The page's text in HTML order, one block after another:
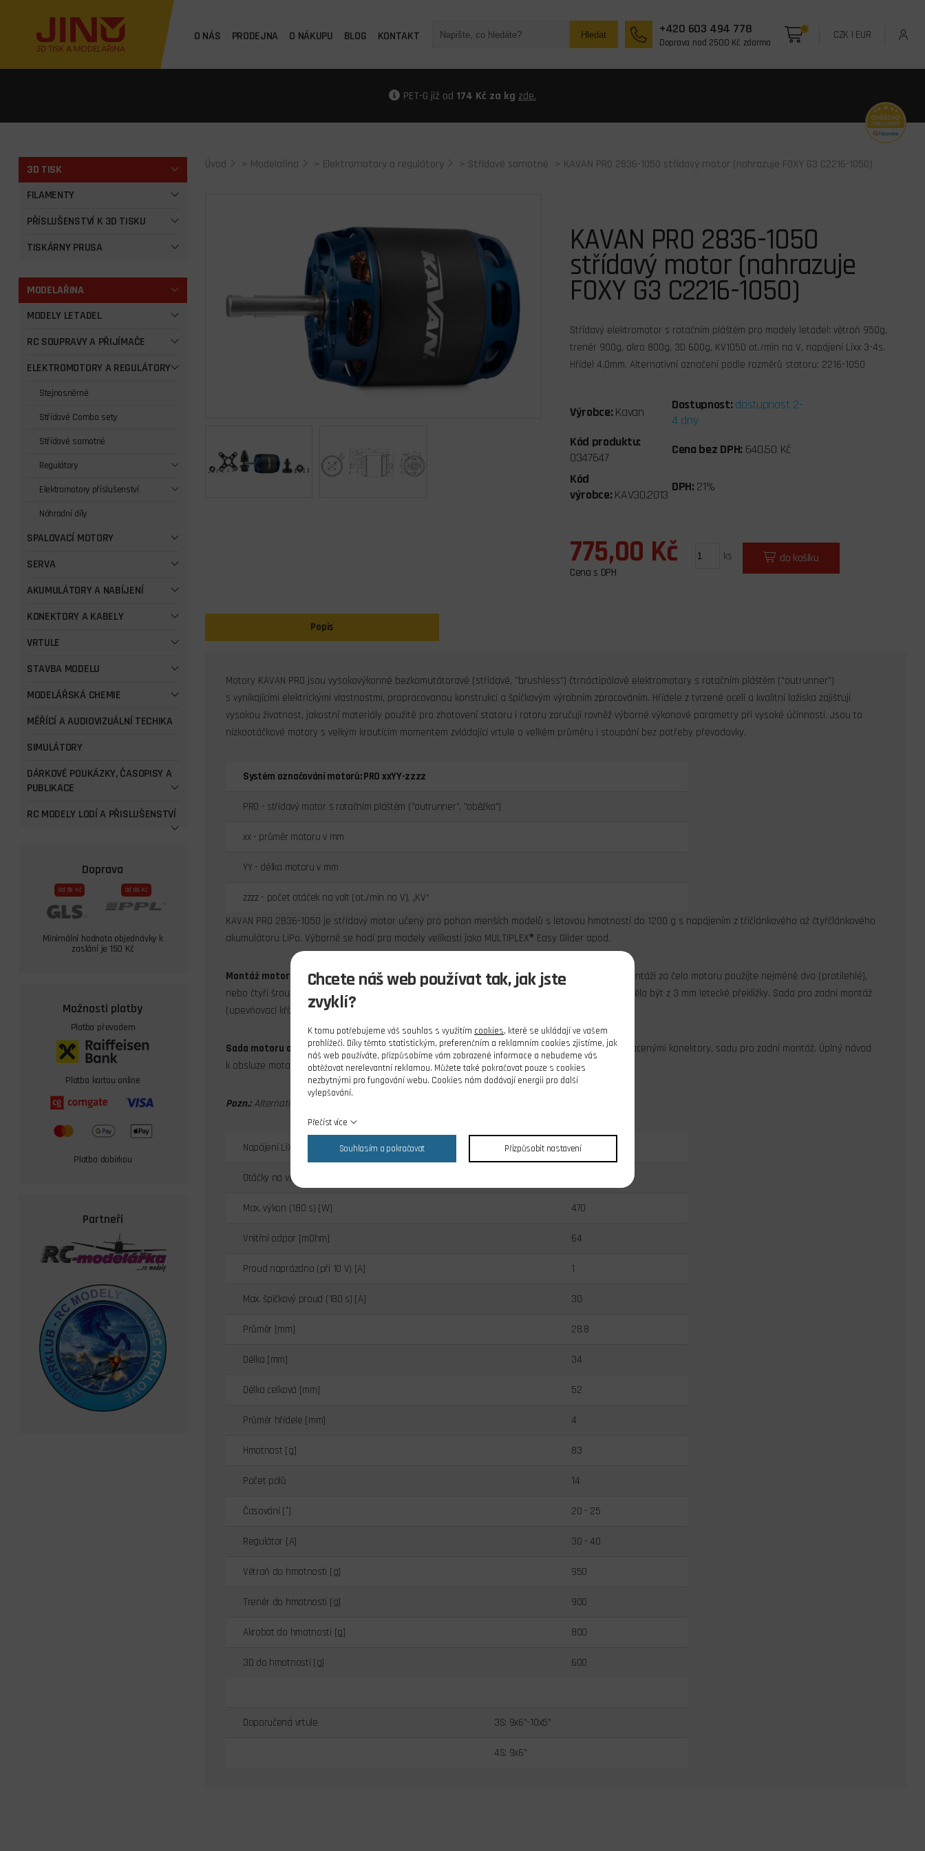
O NÁS PRODEJNA O NÁKUPU BLOG KONTAKT Hledat +420 603 494 778
Doprava nad 2500 Kč zdarma
0 CZK | EUR
PET-G již od 174 Kč za kg zde.
3D TISK
FILAMENTY
PŘÍSLUŠENSTVÍ K 3D TISKU
TISKÁRNY PRUSA
MODELAŘINA
MODELY LETADEL
RC SOUPRAVY A PŘIJÍMAČE
ELEKTROMOTORY A REGULÁTORY
Stejnosněrné
Střídavé Combo sety
Střídavé samotné
Regulátory
Elektromotory příslušenství
Náhradní díly
SPALOVACÍ MOTORY
SERVA
AKUMULÁTORY A NABÍJENÍ
KONEKTORY A KABELY
VRTULE
STAVBA MODELU
MODELÁŘSKÁ CHEMIE
MĚŘÍCÍ A AUDIOVIZUÁLNÍ TECHIKA
SIMULÁTORY
DÁRKOVÉ POUKÁZKY, ČASOPISY A
PUBLIKACE
RC MODELY LODÍ A PŘISLUŠENSTVÍ
Doprava
Od 59 Kč Od 69 Kč
Minimální hodnota objednávky k
zaslání je 150 Kč
Možnosti platby
Platba převodem
Platba kartou online
Platba dobírkou
Partneři
Úvod > Modelařina > Elektromotory a regulátory > Střídavé samotné > KAVAN PRO 2836-1050 střídavý motor (nahrazuje FOXY G3 C2216-1050)
KAVAN PRO 2836-1050
střídavý motor (nahrazuje
FOXY G3 C2216-1050)
Střídavý elektromotor s rotačním pláštěm pro modely letadel: větroň 950g,
trenér 900g, akro 800g, 3D 600g, KV1050 ot./min na V, napájení Lixx 3-4s.
Hřídel 4,0mm. Alternativní označení podle rozměrů statoru: 2216-1050
Výrobce: Kavan Dostupnost: dostupnost 2-
4 dny
Kód produktu:
0347647
Cena bez DPH: 640,50 Kč
Kód
výrobce: KAV30.2013
DPH: 21%
775,00 Kč
Cena s DPH
ks do košíku
Popis
Motory KAVAN PRO jsou vysokovýkonné bezkomutátorové (střídavé, "brushless") čtrnáctipólové elektromotory s rotačním pláštěm ("outrunner")
s vynikajícími elektrickými vlastnostmi, propracovanou konstrukcí a špičkovým výrobním zpracováním. Hřídele z tvrzené oceli a kvalitní ložiska zajišťují
vysokou životnost, jakostní materiály použité pro zhotovení statoru i rotoru zaručují rovněž výborné výkonové parametry při vysoké účinnosti. Jsou to
nízkootáčkové motory s velkým kroutícím momentem zvládající vrtule o velkém průměru i stoupání bez potřeby převodovky.
Systém označování motorů: PRO xxYY-zzzz
PRO - střídavý motor s rotačním pláštěm ("outrunner", "oběžka")
xx - průměr motoru v mm
YY - délka motoru v mm
zzzz - počet otáček na volt (ot./min na V), „KV“
KAVAN PRO 2836-1050 je střídavý motor učený pro pohon menších modelů s letovou hmotností do 1200 g s napájením z tříčlánkového až čtyřčlánkového
akumulátoru LiPo. Výborně se hodí pro modely velikosti jako MULTIPLEX® Easy Glider apod.
Montáž motoru:
KAVAN PRO 2836-1050 je konstruován pro přední i zadní montáž. Při přední montáži za čelo motoru použijte nejméně dva (protilehlé),
nebo čtyři šrouby M3, které zasahují do čela motoru v rozmezí 3-4 mm. Motorová přepážka by měla být z 3 mm letecké překližky. Sada pro zadní montáž
(upevňovací kříž, unašeč vrtule pro zadní montáž) je dodávána spolu s motorem.
Sada motoru obsahuje:střídavý motor KAVAN PRO 2836-1050 s kabely s připájenými 3,5 mm zlacenými konektory, sadu pro zadní montáž. Úplný návod
k obsluze motoru si můžete stáhnout zde:Střídavé motory KAVAN PRO - Návod k obsluze
Pozn.:Alternativní označení dle rozměrů statoru 2216-1050.
Napájení LiXX článků 3 - 4
Otáčky na volt [ot./min/V]
Max. výkon (180 s) [W] 470
Vnitřní odpor [mOhm] 64
Proud naprázdno (při 10 V) [A] 1
Max. špičkový proud (180 s) [A] 30
Průměr [mm] 28.8
Délka [mm] 34
Délka celková [mm] 52
Průměr hřídele [mm] 4
Hmotnost [g] 83
Počet pólů 14
Časování [°] 20 - 25
Regulátor [A] 30 - 40
Větroň do hmotnosti [g] 950
Trenér do hmotnosti [g] 900
Akrobat do hmotnosti [g] 800
3D do hmotnosti [g] 600
Doporučená vrtule 3S: 9x6"-10x5"
4S: 9x6"
Chcete náš web používat tak, jak jste
zvyklí?
K tomu potřebujeme váš souhlas s využitím cookies, které se ukládají ve vašem
prohlížeči. Díky těmto statistickým, preferenčním a reklamním cookies zjistíme, jak
náš web používáte, přizpůsobíme vám zobrazené informace a nebudeme vás
obtěžovat nerelevantní reklamou. Můžete také pokračovat pouze s cookies
nezbytnými pro fungování webu. Cookies nám dodávají energii pro další
vylepšování.
Přečíst více
Souhlasím a pokračovat Přizpůsobit nastavení